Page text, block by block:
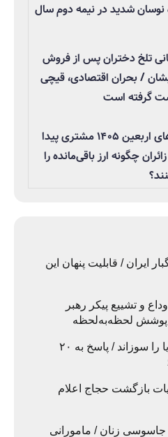
نوسان شدید در نیمه دوم سال
تلخ دختران پس از فروش
/ بحران اقتصادی، قیچی
گرفته است
دینارهای اربعین ۱۴۰۵ مشتری پیدا
چگونه ارز باقی‌مانده را
ایران / قابلیت پنهان این
و تشییع پیکر رهبر
پوشش لحظه‌به‌لحظه
ناو وینسنس ۲۹۱ رؤیا را سوزاند / پاسخ به ۲۰
بازگشت حجاج اعلام
زنان / مامورانی